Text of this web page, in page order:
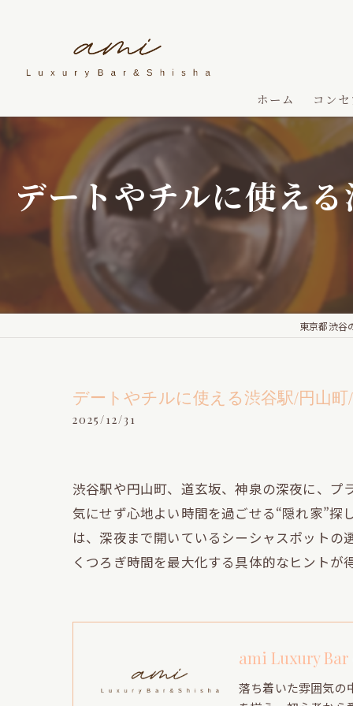
ホーム コンセ
デートやチルに使え
東京都渋谷
デートやチルに使える渋谷駅/円山
2025/12/31
渋谷駅や円山町、道玄坂、神泉の深夜に、
気にせず心地よい時間を過ごせる“隠れ家”
は、深夜まで開いているシーシャスポットの
くつろぎ時間を最大化する具体的なヒントが
ami Luxury
落ち着いた雰囲気の